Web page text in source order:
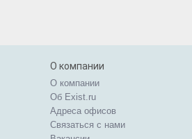
О компании
О компании
Об Exist.ru
Адреса офисов
Связаться с нами